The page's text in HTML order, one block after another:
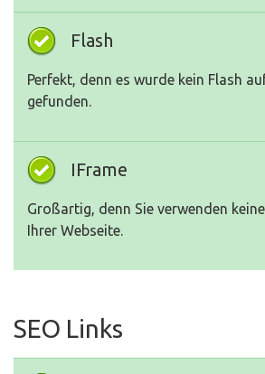
Flash
Perfekt, denn es wurde kein Flash
gefunden.
IFrame
Großartig, denn Sie verwenden
Ihrer Webseite.
SEO Links